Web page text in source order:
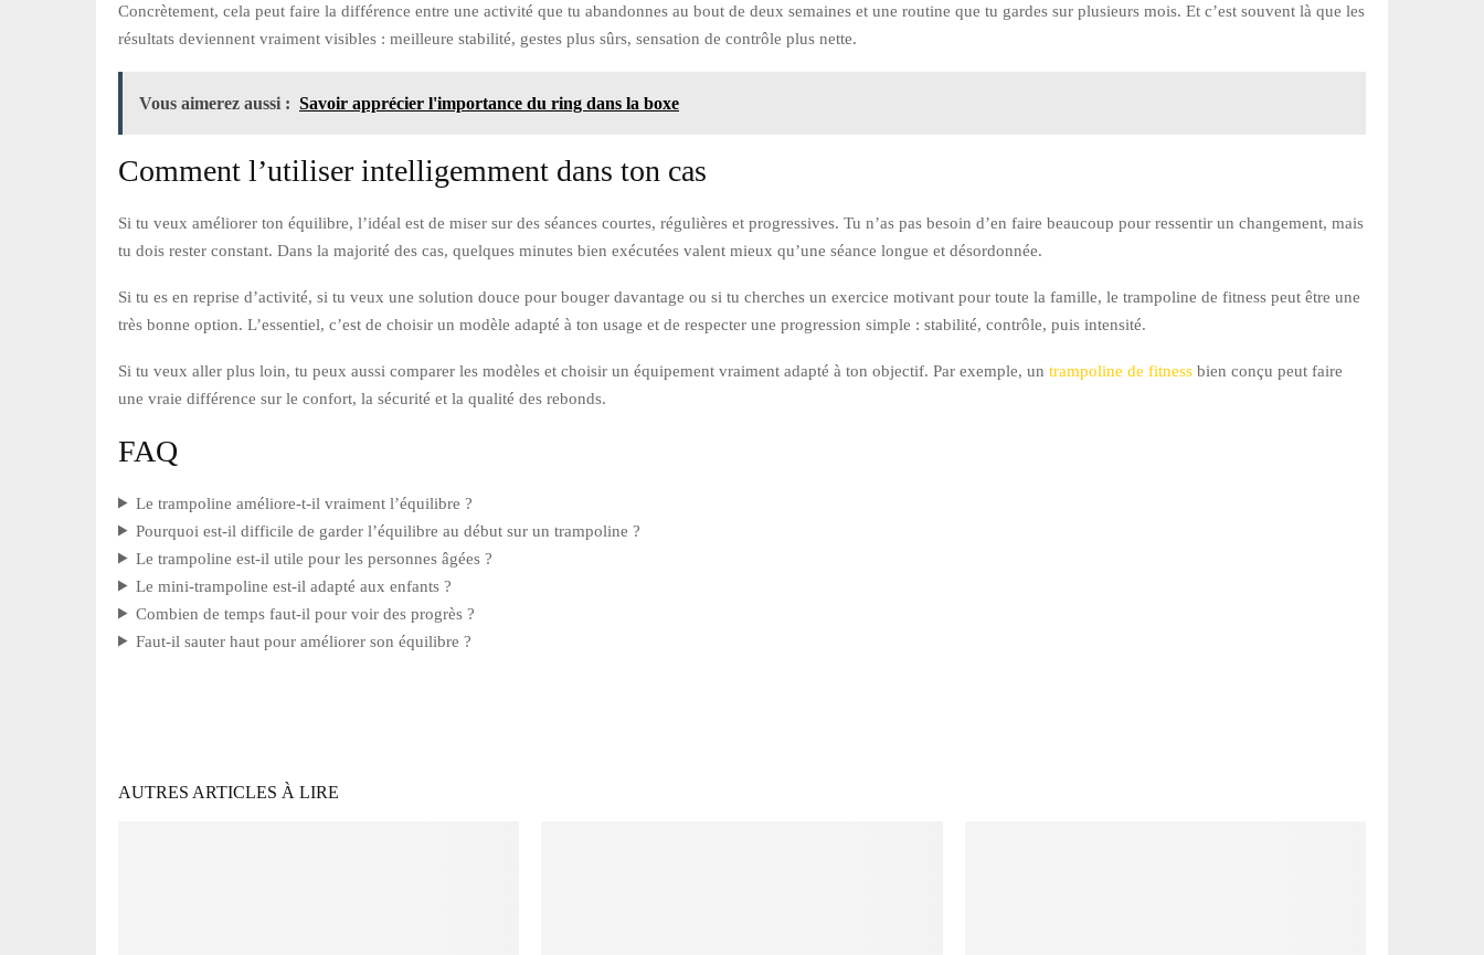
Concrètement, cela peut faire la différence entre une activité que tu abandonnes au bout de deux semaines et une routine que tu gardes sur plusieurs mois. Et c’est souvent là que les
résultats deviennent vraiment visibles : meilleure stabilité, gestes plus sûrs, sensation de contrôle plus nette.
Vous aimerez aussi : Savoir apprécier l'importance du ring dans la boxe
Comment l’utiliser intelligemment dans ton cas
Si tu veux améliorer ton équilibre, l’idéal est de miser sur des séances courtes, régulières et progressives. Tu n’as pas besoin d’en faire beaucoup pour ressentir un changement, mais
tu dois rester constant. Dans la majorité des cas, quelques minutes bien exécutées valent mieux qu’une séance longue et désordonnée.
Si tu es en reprise d’activité, si tu veux une solution douce pour bouger davantage ou si tu cherches un exercice motivant pour toute la famille, le trampoline de fitness peut être une
très bonne option. L’essentiel, c’est de choisir un modèle adapté à ton usage et de respecter une progression simple : stabilité, contrôle, puis intensité.
Si tu veux aller plus loin, tu peux aussi comparer les modèles et choisir un équipement vraiment adapté à ton objectif. Par exemple, un trampoline de fitness bien conçu peut faire
une vraie différence sur le confort, la sécurité et la qualité des rebonds.
FAQ
Le trampoline améliore-t-il vraiment l’équilibre ?
Pourquoi est-il difficile de garder l’équilibre au début sur un trampoline ?
Le trampoline est-il utile pour les personnes âgées ?
Le mini-trampoline est-il adapté aux enfants ?
Combien de temps faut-il pour voir des progrès ?
Faut-il sauter haut pour améliorer son équilibre ?
AUTRES ARTICLES À LIRE